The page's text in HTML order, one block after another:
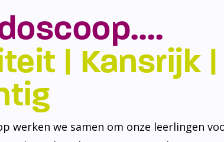
| Kansrijk |
werken we samen om onze leerlingen voor
leven lang leren in een steeds